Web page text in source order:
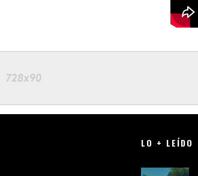
LO + LEÍDO